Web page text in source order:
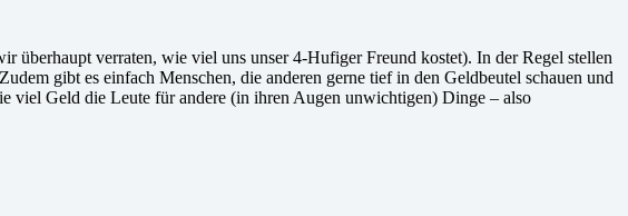
überhaupt verraten, wie viel uns unser 4-Hufiger Freund kostet). In der Regel stellen
gibt es einfach Menschen, die anderen gerne tief in den Geldbeutel schauen und
viel Geld die Leute für andere (in ihren Augen unwichtigen) Dinge – also